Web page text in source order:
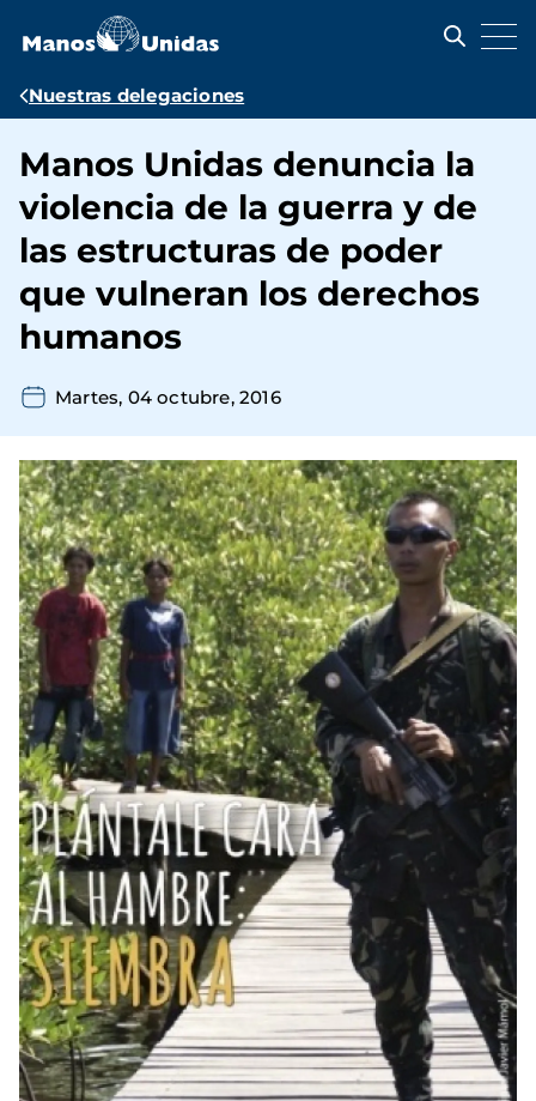
contenido
Ruta
navegación
Nuestras delegaciones
Manos Unidas denuncia la
violencia de la guerra y de
las estructuras de poder
que vulneran los derechos
humanos
Martes, 04 octubre, 2016